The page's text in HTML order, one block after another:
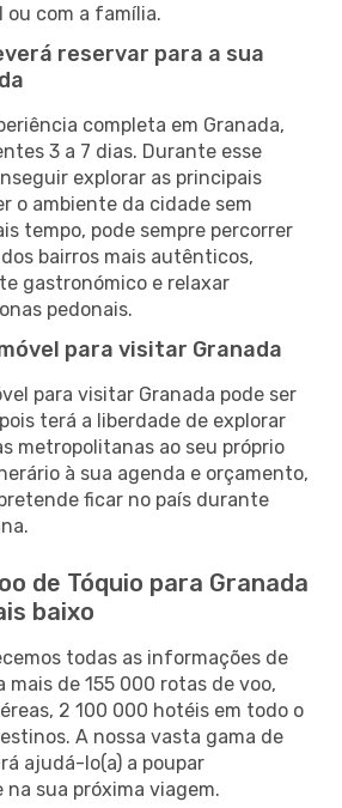
ou com a família.
reservar para a sua
completa em Granada,
3 a 7 dias. Durante esse
explorar as principais
o ambiente da cidade sem
tempo, pode sempre percorrer
bairros mais autênticos,
gastronómico e relaxar
pedonais.
para visitar Granada
para visitar Granada pode ser
terá a liberdade de explorar
metropolitanas ao seu próprio
à sua agenda e orçamento,
ficar no país durante
de Tóquio para Granada
baixo
todas as informações de
mais de 155 000 rotas de voo,
2 100 000 hotéis em todo o
A nossa vasta gama de
ajudá-lo(a) a poupar
sua próxima viagem.